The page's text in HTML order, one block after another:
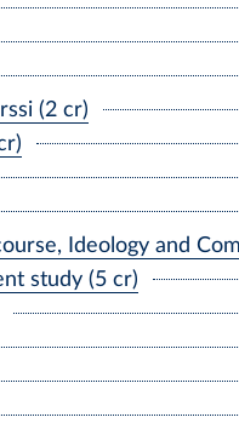
(2 cr)
Ideology and
study (5 cr)